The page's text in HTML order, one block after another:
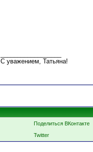
С уважением, Татьяна!
Поделиться ВКонтакте
Twitter